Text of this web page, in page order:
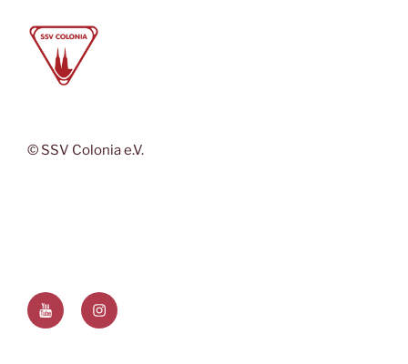
© SSV Colonia e.V.
YouTubeInstagram